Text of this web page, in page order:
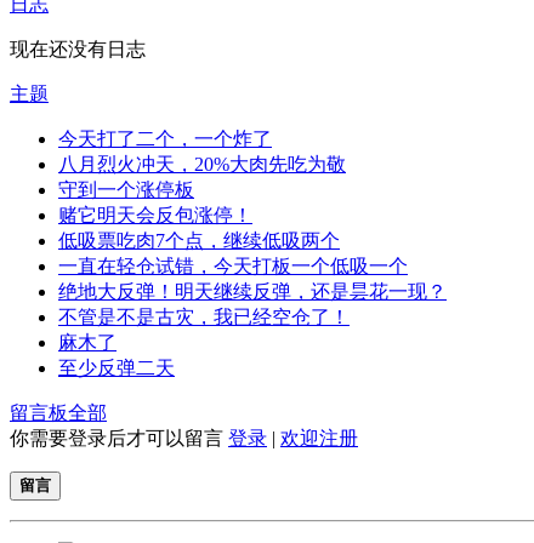
现在还没有日志
主题
今天打了二个，一个炸了
八月烈火冲天，20%大肉先吃为敬
守到一个涨停板
赌它明天会反包涨停！
低吸票吃肉7个点，继续低吸两个
一直在轻仓试错，今天打板一个低吸一个
绝地大反弹！明天继续反弹，还是昙花一现？
不管是不是古灾，我已经空仓了！
麻木了
至少反弹二天
留言板全部
你需要登录后才可以留言 登录 | 欢迎注册
留言